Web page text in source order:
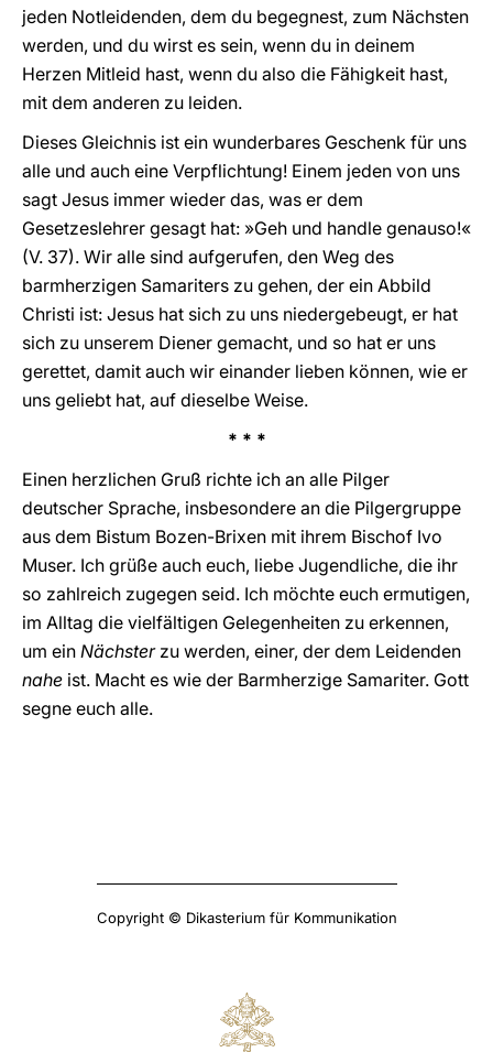
jeden Notleidenden, dem du begegnest, zum Nächsten
werden, und du wirst es sein, wenn du in deinem
Herzen Mitleid hast, wenn du also die Fähigkeit hast,
mit dem anderen zu leiden.
Dieses Gleichnis ist ein wunderbares Geschenk für uns
alle und auch eine Verpflichtung! Einem jeden von uns
sagt Jesus immer wieder das, was er dem
Gesetzeslehrer gesagt hat: »Geh und handle genauso!«
(V. 37). Wir alle sind aufgerufen, den Weg des
barmherzigen Samariters zu gehen, der ein Abbild
Christi ist: Jesus hat sich zu uns niedergebeugt, er hat
sich zu unserem Diener gemacht, und so hat er uns
gerettet, damit auch wir einander lieben können, wie er
uns geliebt hat, auf dieselbe Weise.
* * *
Einen herzlichen Gruß richte ich an alle Pilger
deutscher Sprache, insbesondere an die Pilgergruppe
aus dem Bistum Bozen-Brixen mit ihrem Bischof Ivo
Muser. Ich grüße auch euch, liebe Jugendliche, die ihr
so zahlreich zugegen seid. Ich möchte euch ermutigen,
im Alltag die vielfältigen Gelegenheiten zu erkennen,
um ein Nächsterzu werden, einer, der dem Leidenden
nahe ist. Macht es wie der Barmherzige Samariter. Gott
segne euch alle.
Copyright © Dikasterium für Kommunikation